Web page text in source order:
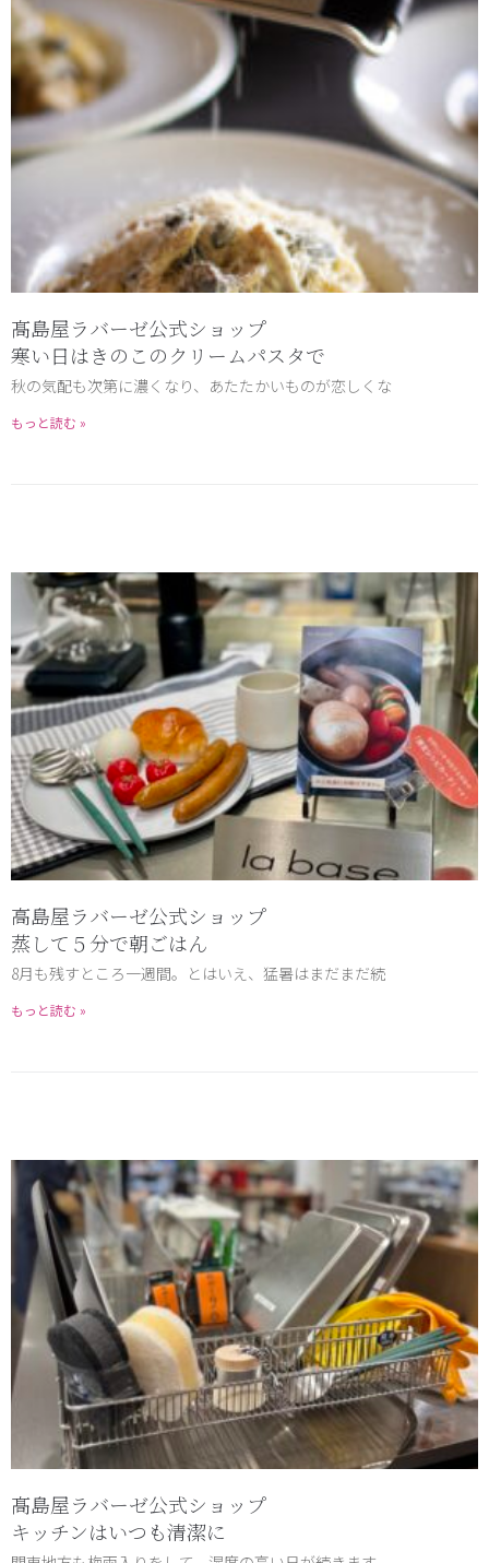
髙島屋ラバーゼ公式ショップ
寒い日はきのこのクリームパスタで
秋の気配も次第に濃くなり、あたたかいものが恋しくな
もっと読む »
高島屋ラバーゼ公式ショップ
蒸して５分で朝ごはん
8月も残すところ一週間。とはいえ、猛暑はまだまだ続
もっと読む »
髙島屋ラバーゼ公式ショップ
キッチンはいつも清潔に